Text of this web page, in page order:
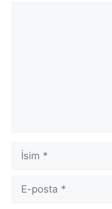
İsim
posta